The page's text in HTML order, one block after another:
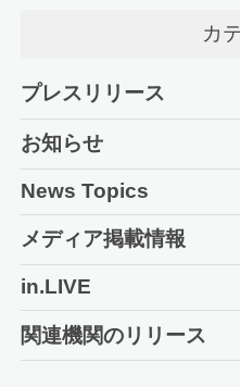
カ
プレスリリース
お知らせ
News Topics
メディア掲載情報
in.LIVE
関連機関のリリース